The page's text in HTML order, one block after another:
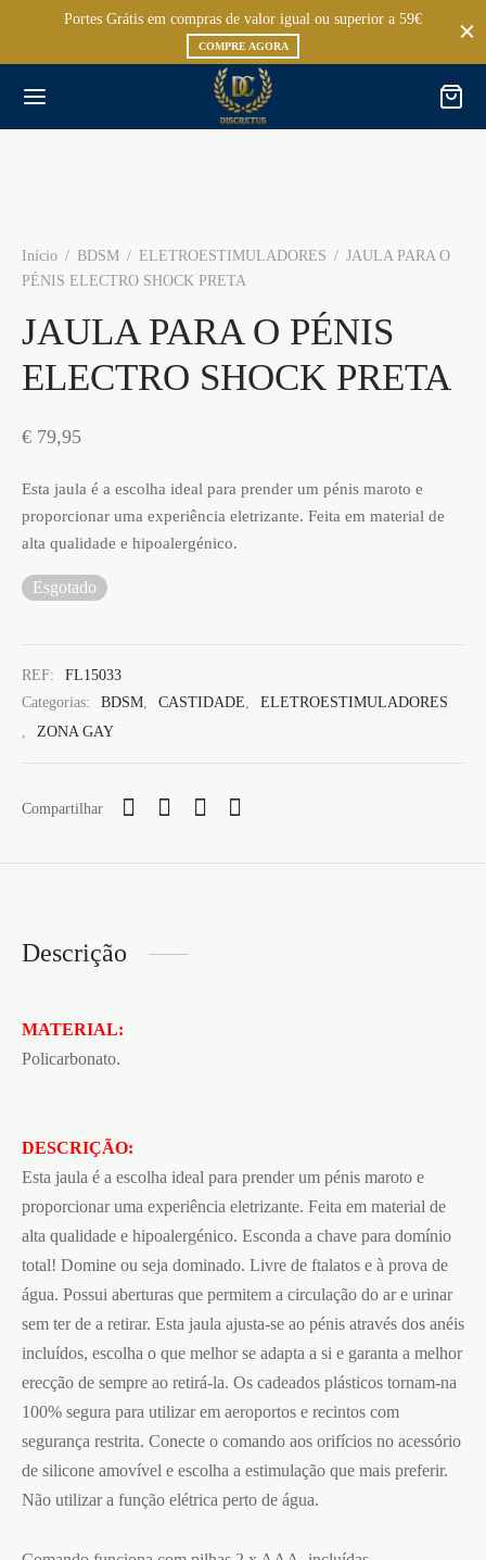
Portes Grátis em compras de valor igual ou superior a 59€
COMPRE AGORA
Início / BDSM / ELETROESTIMULADORES / JAULA PARA O
PÉNIS ELECTRO SHOCK PRETA
JAULA PARA O PÉNIS
ELECTRO SHOCK PRETA
€ 79,95
Esta jaula é a escolha ideal para prender um pénis maroto e
proporcionar uma experiência eletrizante. Feita em material de
alta qualidade e hipoalergénico.
Esgotado
REF:
FL15033
Categorias:
BDSM, CASTIDADE,
ELETROESTIMULADORES
ZONA GAY
Compartilhar
Descrição
MATERIAL:
Policarbonato.
DESCRIÇÃO:
Esta jaula é a escolha ideal para prender um pénis maroto e
proporcionar uma experiência eletrizante. Feita em material de
alta qualidade e hipoalergénico. Esconda a chave para domínio
total! Domine ou seja dominado. Livre de ftalatos e à prova de
água. Possui aberturas que permitem a circulação do ar e urinar
sem ter de a retirar. Esta jaula ajusta-se ao pénis através dos anéis
incluídos, escolha o que melhor se adapta a si e garanta a melhor
erecção de sempre ao retirá-la. Os cadeados plásticos tornam-na
100% segura para utilizar em aeroportos e recintos com
segurança restrita. Conecte o comando aos orifícios no acessório
de silicone amovível e escolha a estimulação que mais preferir.
Não utilizar a função elétrica perto de água.